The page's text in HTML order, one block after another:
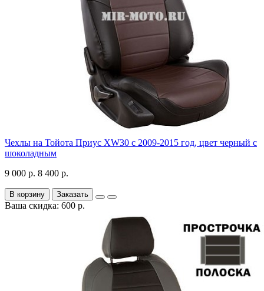
Чехлы на Тойота Приус XW30 с 2009-2015 год, цвет черный с
шоколадным
9 000 р. 8 400 р.
В корзину Заказать
Ваша скидка: 600 р.